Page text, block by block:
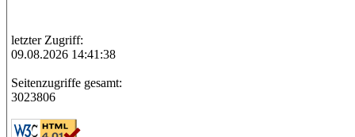
letzter Zugriff:
09.08.2026 14:41:38
Seitenzugriffe gesamt:
3023806